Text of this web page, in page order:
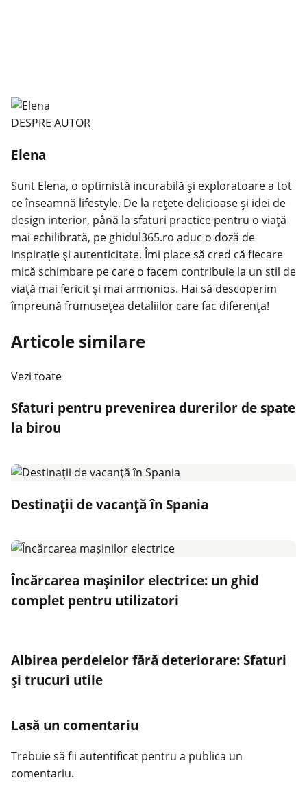
DESPRE AUTOR
Elena
Sunt Elena, o optimistă incurabilă și exploratoare a tot
ce înseamnă lifestyle. De la rețete delicioase și idei de
design interior, până la sfaturi practice pentru o viață
mai echilibrată, pe ghidul365.ro aduc o doză de
inspirație și autenticitate. Îmi place să cred că fiecare
mică schimbare pe care o facem contribuie la un stil de
viață mai fericit și mai armonios. Hai să descoperim
împreună frumusețea detaliilor care fac diferența!
Articole similare
Vezi toate
Sfaturi pentru prevenirea durerilor de spate
la birou
Destinații de vacanță în Spania
Încărcarea mașinilor electrice: un ghid
complet pentru utilizatori
Albirea perdelelor fără deteriorare: Sfaturi
și trucuri utile
Lasă un comentariu
Trebuie să fii autentificat pentru a publica un
comentariu.